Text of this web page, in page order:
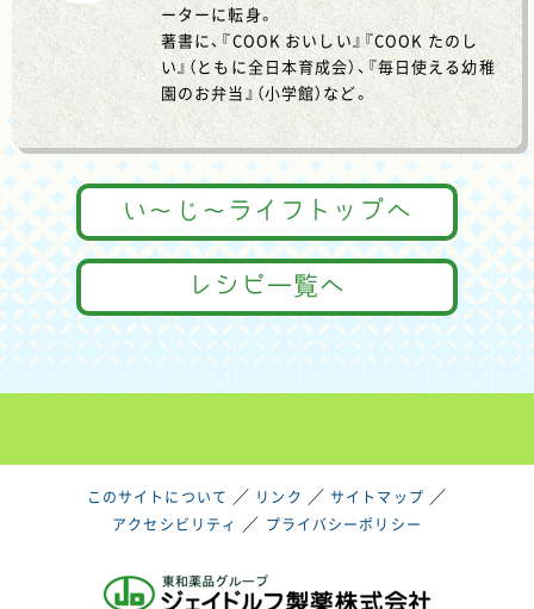
ーターに転身。
著書に、『COOK おいしい』『COOK たのし
い』（ともに全日本育成会）、『毎日使える幼稚
園のお弁当』（小学館）など。
い～じ～ライフトップへ
レシピ一覧へ
このサイトについて ／ リンク ／サイトマップ ／
アクセシビリティ ／ プライバシーポリシー